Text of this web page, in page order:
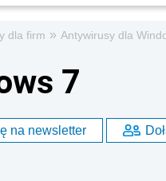
dla firm » Antywirusy dla
7
na newsletter